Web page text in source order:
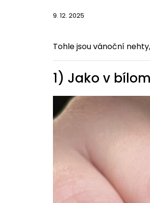
9. 12. 2025
Tohle jsou vánoční
1) Jako v